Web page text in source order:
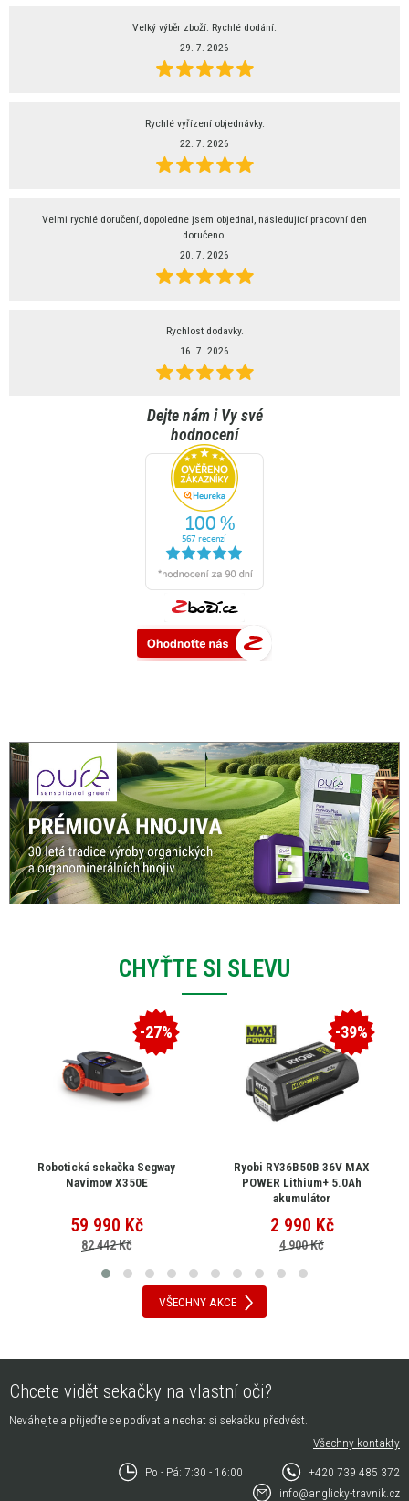
Velký výběr zboží. Rychlé dodání.
29. 7. 2026
Rychlé vyřízení objednávky.
22. 7. 2026
Velmi rychlé doručení, dopoledne jsem objednal, následující pracovní den
doručeno.
20. 7. 2026
Rychlost dodavky.
16. 7. 2026
Dejte nám i Vy své
hodnocení
CHYŤTE SI SLEVU
-27%
Robotická sekačka Segway
Navimow X350E
59 990 Kč
82 442 Kč
-39%
Ryobi RY36B50B 36V MAX
POWER Lithium+ 5.0Ah
akumulátor
2 990 Kč
4 900 Kč
VŠECHNY AKCE
Chcete vidět sekačky na vlastní oči?
Neváhejte a přijeďte se podívat a nechat si sekačku předvést.
Všechny kontakty
Po - Pá: 7:30 - 16:00
+420 739 485 372
info@anglicky-travnik.cz